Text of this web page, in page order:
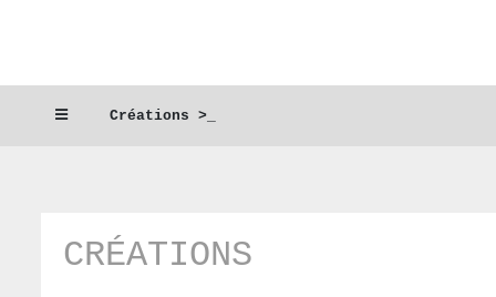
Créations >_
CRÉATIONS